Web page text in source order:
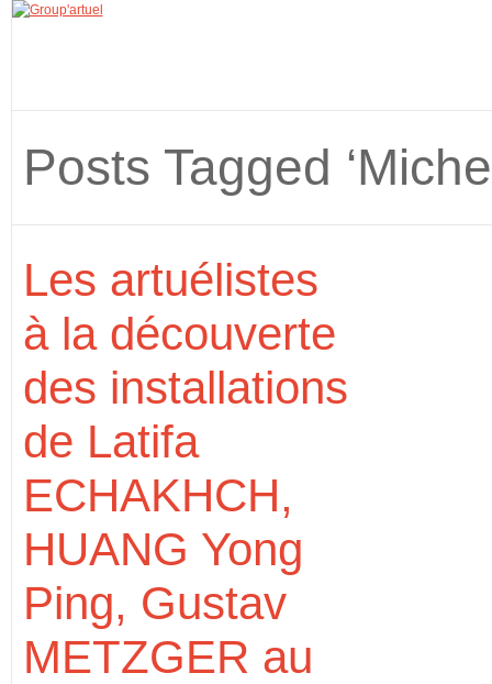
Posts Tagged
Les artuélistes
à la découverte
des installations
de Latifa
ECHAKHCH,
HUANG Yong
Ping, Gustav
METZGER au